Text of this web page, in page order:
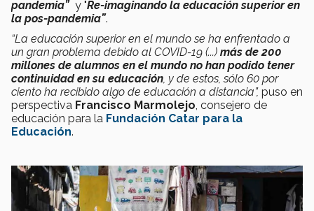
pandemia” y "Re-imaginando la educación superior en
la pos-pandemia”.
“La educación superior en el mundo se ha enfrentado a
un gran problema debido al COVID-19 (...) más de 200
millones de alumnos en el mundo no han podido tener
continuidad en su educación , y de estos, sólo 60 por
ciento ha recibido algo de educación a distancia”, puso en
perspectiva Francisco Marmolejo , consejero de
educación para la Fundación Catar para la
Educación.